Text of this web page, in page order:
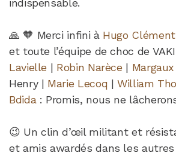
🙏 🧡 Merci infini à Hugo Clément
et toute l’équipe de choc de
Lavielle | Robin Narèce |
Henry | Marie Lecoq |William
Bdida: Promis, nous ne
😉 Un clin d’œil militant et
et amis awardés dans les